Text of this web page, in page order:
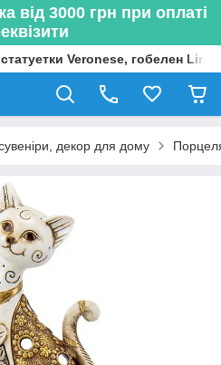
від 3000 грн при оплаті
Veronese, гобелен
декор для дому